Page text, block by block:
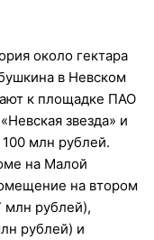
около гектара
в Невском
к площадке ПАО
звезда» и
млн рублей.
на Малой
на втором
млн рублей),
рублей) и